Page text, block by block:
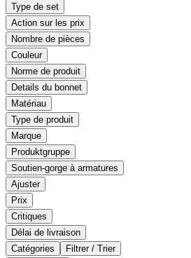
Type de set
Action sur les prix
Nombre de pièces
Couleur
Norme de produit
Details du bonnet
Matériau
Type de produit
Marque
Produktgruppe
Soutien-gorge à armatures
Ajuster
Prix
Critiques
Délai de livraison
Catégories
Filtrer / Trier